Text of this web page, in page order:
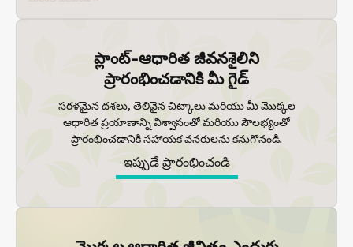
ప్లాంట్-ఆధారిత జీవనశైలిని
ప్రారంభించడానికి మీ గైడ్
సరళమైన దశలు, తెలివైన చిట్కాలు మరియు మీ మొక్కల
ఆధారిత ప్రయాణాన్ని విశ్వాసంతో మరియు సౌలభ్యంతో
ప్రారంభించడానికి సహాయక వనరులను కనుగొనండి.
ఇప్పుడే ప్రారంభించండి